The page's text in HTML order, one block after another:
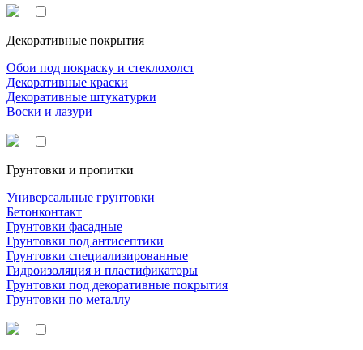
Декоративные покрытия
Обои под покраску и стеклохолст
Декоративные краски
Декоративные штукатурки
Воски и лазури
Грунтовки и пропитки
Универсальные грунтовки
Бетонконтакт
Грунтовки фасадные
Грунтовки под антисептики
Грунтовки специализированные
Гидроизоляция и пластификаторы
Грунтовки под декоративные покрытия
Грунтовки по металлу